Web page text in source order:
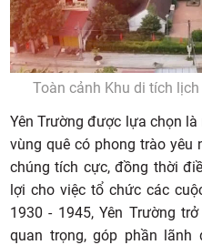
Toàn cảnh Khu di tích
Yên Trường được lựa chọn
vùng quê có phong trào yêu
chúng tích cực, đồng thời
lợi cho việc tổ chức các
1930 - 1945, Yên Trường
quan trọng, góp phần